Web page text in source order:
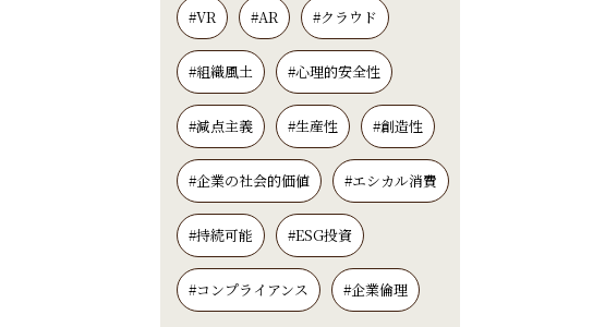
#VR #AR #クラウド
#組織風土 #心理的安全性
#減点主義 #生産性 #創造性
#企業の社会的価値 #エシカル消費
#持続可能 #ESG投資
#コンプライアンス #企業倫理